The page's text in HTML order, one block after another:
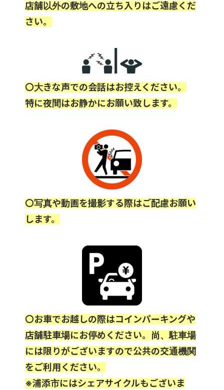
店舗以外の敷地への立ち入りはご遠慮くだ
さい。
〇大きな声での会話はお控えください。
特に夜間はお静かにお願い致します。
〇写真や動画を撮影する際はご配慮お願い
します。
〇お車でお越しの際はコインパーキングや
店舗駐車場にお停めください。尚、駐車場
には限りがございますので公共の交通機関
をご利用ください。
※浦添市にはシェアサイクルもございま